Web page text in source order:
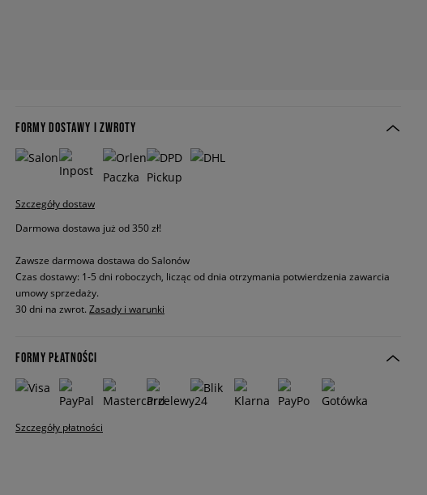
FORMY DOSTAWY I ZWROTY
Szczegóły dostaw
Darmowa dostawa już od 350 zł!
Zawsze darmowa dostawa do Salonów
Czas dostawy: 1-5 dni roboczych, licząc od dnia otrzymania potwierdzenia zawarcia
umowy sprzedaży.
30 dni na zwrot. Zasady i warunki
FORMY PŁATNOŚCI
Szczegóły płatności